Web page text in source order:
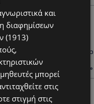
UPDATES
ΧΩΡΙΣ ΣΩΣΣΙΒΙΟ Η
ΘΑΛΑΣΣΙΑ ΣΥΝΔΕΣΗ
ΚΥΠΡΟΥ-ΕΛΛΑΔΑΣ:
«Χωρίς επιδότηση το
πλοίο δεν θα
ξανασηκώσει άγκυρα»
UPDATES
και
διαφημίσεων
(1913)
μπορεί
στις
στιγμή στις